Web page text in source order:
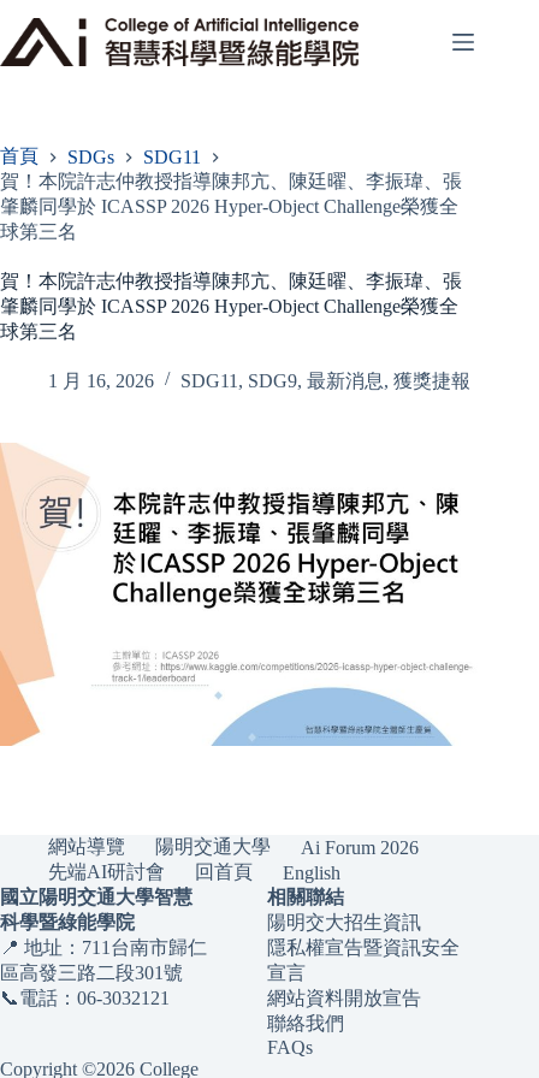
至
主
首頁
SDGs
SDG11
賀！本院許志仲教授指導陳邦亢、陳廷曜、李振瑋、張
肇麟同學於 ICASSP 2026 Hyper-Object Challenge榮獲全
球第三名
賀！本院許志仲教授指導陳邦亢、陳廷曜、李振瑋、張
肇麟同學於 ICASSP 2026 Hyper-Object Challenge榮獲全
球第三名
1 月 16, 2026 SDG11 , SDG9, 最新消息, 獲獎捷報
網站導覽 陽明交通大學
Ai Forum 2026
先端AI研討會
回首頁
English
國立陽明交通大學智慧
科學暨綠能學院
📍 地址：711台南市歸仁
區高發三路二段301號
📞電話：06-3032121
相關聯結
陽明交大招生資訊
隱私權宣告暨資訊安全
宣言
網站資料開放宣告
聯絡我們
FAQs
Copyright ©2026 College